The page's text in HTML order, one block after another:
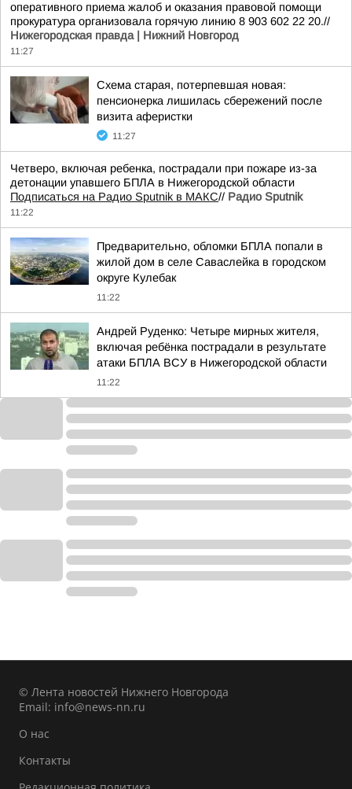
оперативного приема жалоб и оказания правовой помощи
прокуратура организовала горячую линию 8 903 602 22 20.//
Нижегородская правда | Нижний Новгород
11:27
Схема старая, потерпевшая новая:
пенсионерка лишилась сбережений после
визита аферистки
11:27
Четверо, включая ребенка, пострадали при пожаре из-за
детонации упавшего БПЛА в Нижегородской области
Подписаться на Радио Sputnik в МАКС// Радио Sputnik
11:22
Предварительно, обломки БПЛА попали в
жилой дом в селе Саваслейка в городском
округе Кулебак
11:22
Андрей Руденко: Четыре мирных жителя,
включая ребёнка пострадали в результате
атаки БПЛА ВСУ в Нижегородской области
11:22
© Лента новостей Нижнего Новгорода
Email: info@news-nn.ru
О нас
Контакты